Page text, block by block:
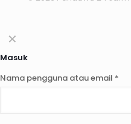
✕
Masuk
Nama pengguna atau email *